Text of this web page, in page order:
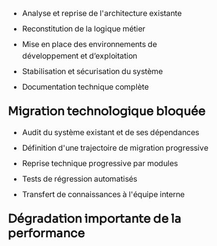
Analyse et reprise de l'architecture existante
Reconstitution de la logique métier
Mise en place des environnements de
développement et d’exploitation
Stabilisation et sécurisation du système
Documentation technique complète
Migration technologique bloquée
Audit du système existant et de ses dépendances
Définition d'une trajectoire de migration progressive
Reprise technique progressive par modules
Tests de régression automatisés
Transfert de connaissances à l'équipe interne
Dégradation importante de la
performance